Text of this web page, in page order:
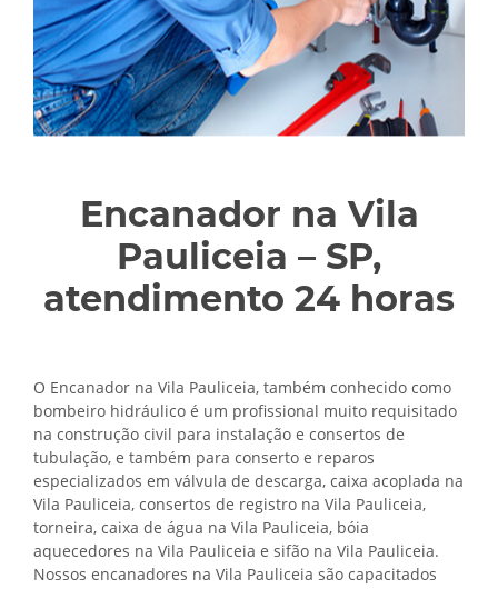
Encanador na Vila
Pauliceia – SP,
atendimento 24 horas
O Encanador na Vila Pauliceia, também conhecido como
bombeiro hidráulico é um profissional muito requisitado
na construção civil para instalação e consertos de
tubulação, e também para conserto e reparos
especializados em válvula de descarga, caixa acoplada na
Vila Pauliceia, consertos de registro na Vila Pauliceia,
torneira, caixa de água na Vila Pauliceia, bóia
aquecedores na Vila Pauliceia e sifão na Vila Pauliceia.
Nossos encanadores na Vila Pauliceia são capacitados